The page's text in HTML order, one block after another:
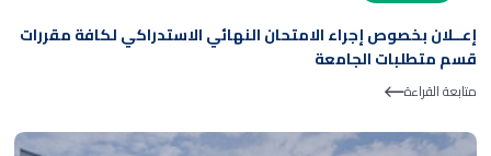
إعــلان بخصوص إجراء الامتحان النهائي الاستدراكي لكافة مقررات
قسم متطلبات الجامعة
متابعة القراءة